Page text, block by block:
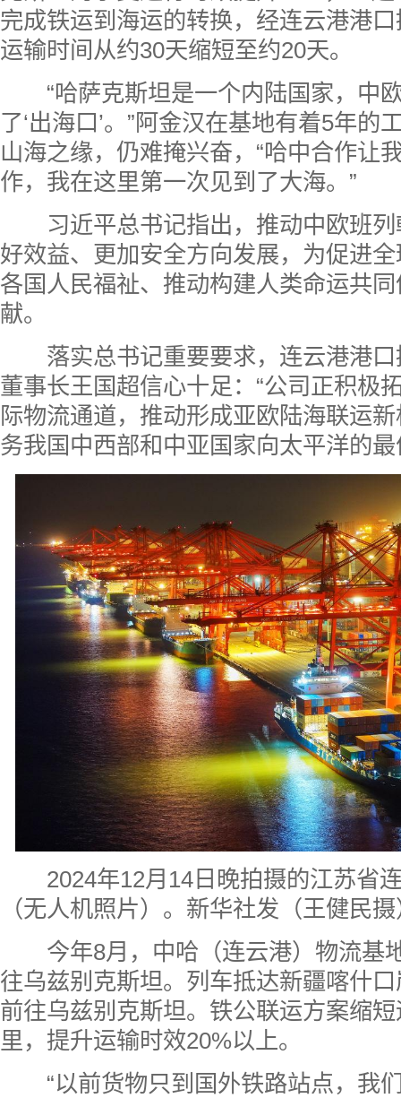
完成铁运到海运的转换，经连云港港
运输时间从约30天缩短至约20天。
“哈萨克斯坦是一个内陆国家，中
了‘出海口’。”阿金汉在基地有着5年的
山海之缘，仍难掩兴奋，“哈中合作让
作，我在这里第一次见到了大海。”
习近平总书记指出，推动中欧班列
好效益、更加安全方向发展，为促进
各国人民福祉、推动构建人类命运共
献。
落实总书记重要要求，连云港港口
董事长王国超信心十足：“公司正积极
际物流通道，推动形成亚欧陆海联运
务我国中西部和中亚国家向太平洋的最
2024年12月14日晚拍摄的江苏省
（无人机照片）。新华社发（王健民
今年8月，中哈（连云港）物流基
往乌兹别克斯坦。列车抵达新疆喀什
前往乌兹别克斯坦。铁公联运方案缩
里，提升运输时效20%以上。
“以前货物只到国外铁路站点，我